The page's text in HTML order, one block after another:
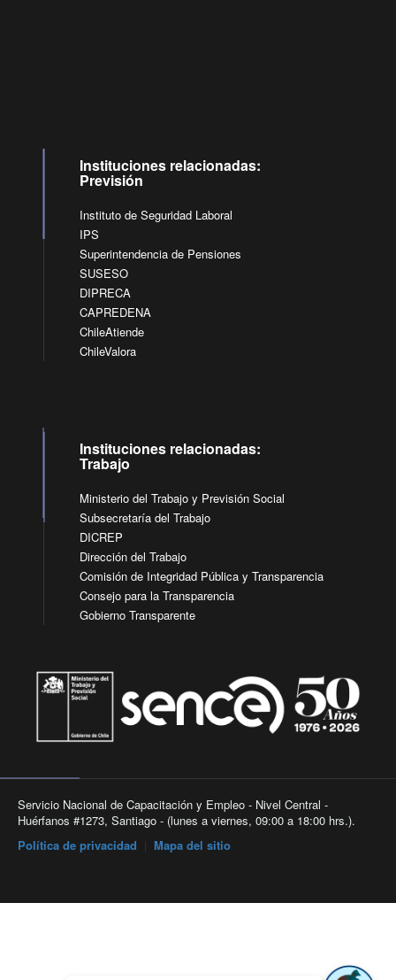
Instituciones relacionadas:
Previsión
Instituto de Seguridad Laboral
IPS
Superintendencia de Pensiones
SUSESO
DIPRECA
CAPREDENA
ChileAtiende
ChileValora
Instituciones relacionadas:
Trabajo
Ministerio del Trabajo y Previsión Social
Subsecretaría del Trabajo
DICREP
Dirección del Trabajo
Comisión de Integridad Pública y Transparencia
Consejo para la Transparencia
Gobierno Transparente
Servicio Nacional de Capacitación y Empleo - Nivel Central -
Huérfanos #1273, Santiago - (lunes a viernes, 09:00 a 18:00 hrs.).
Política de privacidad
Mapa del sitio